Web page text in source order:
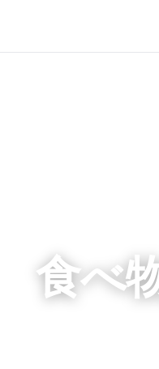
食べ